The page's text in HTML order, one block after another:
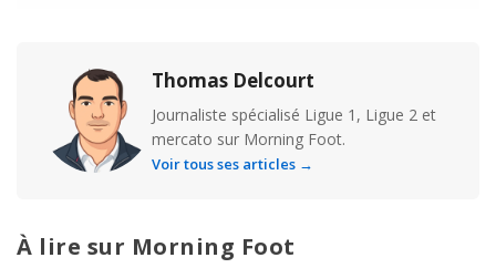
Thomas Delcourt
Journaliste spécialisé Ligue 1, Ligue 2 et
mercato sur Morning Foot.
Voir tous ses articles →
À lire sur Morning Foot